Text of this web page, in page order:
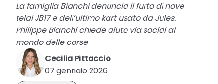
La famiglia Bianchi denuncia il furto di nove
telai JB17 e dell’ultimo kart usato da Jules.
Philippe Bianchi chiede aiuto via social al
mondo delle corse
Cecilia Pittaccio
07 gennaio 2026